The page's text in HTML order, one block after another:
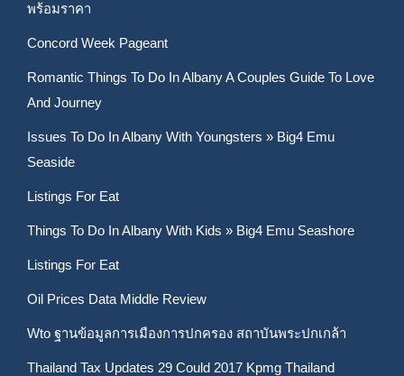
พร้อมราคา
Concord Week Pageant
Romantic Things To Do In Albany A Couples Guide To Love
And Journey
Issues To Do In Albany With Youngsters » Big4 Emu
Seaside
Listings For Eat
Things To Do In Albany With Kids » Big4 Emu Seashore
Listings For Eat
Oil Prices Data Middle Review
Wto ฐานข้อมูลการเมืองการปกครอง สถาบันพระปกเกล้า
Thailand Tax Updates 29 Could 2017 Kpmg Thailand